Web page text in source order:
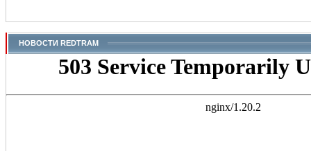
НОВОСТИ REDTRAM